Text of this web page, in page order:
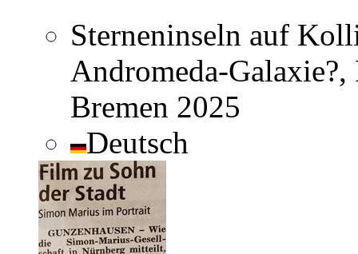
Sterneninseln auf
Andromeda-
Bremen 2025
Deutsch